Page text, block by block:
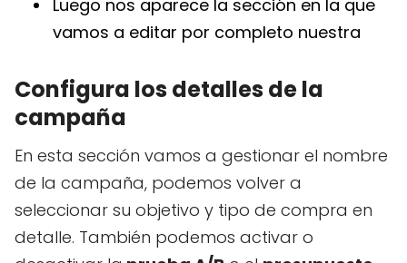
Luego nos aparece la sección en la que
vamos a editar por completo nuestra
Configura los detalles de la
campaña
En esta sección vamos a gestionar el nombre
de la campaña, podemos volver a
seleccionar su objetivo y tipo de compra en
detalle. También podemos activar o